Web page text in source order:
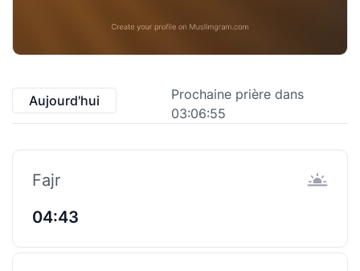
Aujourd'hui
Prochaine prière dans
03:06:55
Fajr
04:43